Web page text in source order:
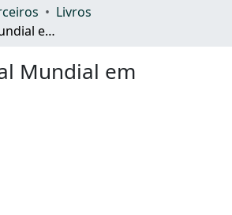
Livros
Fórum Social Mundial em processo
Mundial em